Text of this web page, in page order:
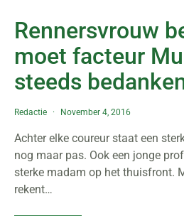
Rennersvrouw
moet facteur
steeds
Redactie November 4, 2016
Achter elke coureur staat een
nog maar pas. Ook een jonge
sterke madam op het thuisfront.
rekent…